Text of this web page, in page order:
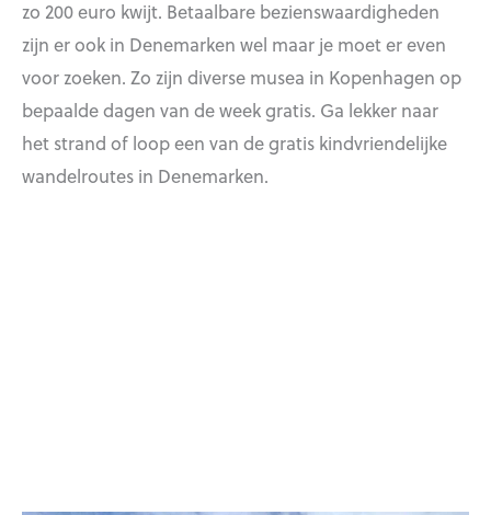
zo 200 euro kwijt. Betaalbare bezienswaardigheden
zijn er ook in Denemarken wel maar je moet er even
voor zoeken. Zo zijn diverse musea in Kopenhagen op
bepaalde dagen van de week gratis. Ga lekker naar
het strand of loop een van de gratis kindvriendelijke
wandelroutes in Denemarken.